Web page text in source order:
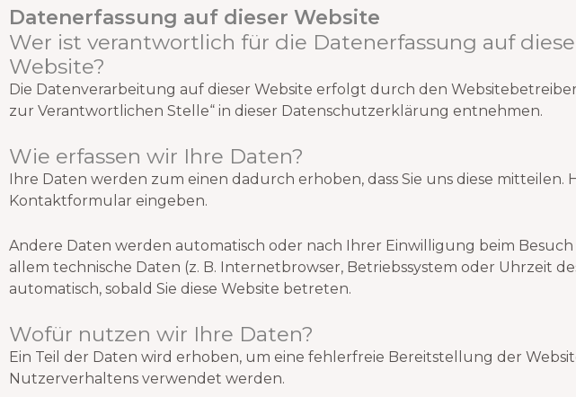
Datenerfassung auf dieser Website
Wer ist verantwortlich für die Datenerfassung auf
Website?
Die Datenverarbeitung auf dieser Website erfolgt durch den
zur Verantwortlichen Stelle“ in dieser Datenschutzerklärung entnehmen.
Wie erfassen wir Ihre Daten?
Ihre Daten werden zum einen dadurch erhoben, dass Sie uns diese mitteilen.
Kontaktformular eingeben.
Andere Daten werden automatisch oder nach Ihrer Einwilligung beim
allem technische Daten (z. B. Internetbrowser, Betriebssystem oder Uhrzeit
automatisch, sobald Sie diese Website betreten.
Wofür nutzen wir Ihre Daten?
Ein Teil der Daten wird erhoben, um eine fehlerfreie Bereitstellung der
Nutzerverhaltens verwendet werden.